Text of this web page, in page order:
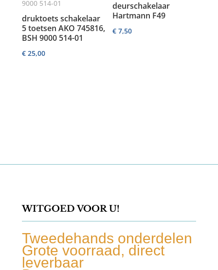
druktoets schakelaar
5 toetsen AKO 745816,
BSH 9000 514-01
€25,00
deurschakelaar
Hartmann F49
€ 7,50
WITGOED VOOR U!
Tweedehands onderdelen
Grote voorraad, direct
leverbaar